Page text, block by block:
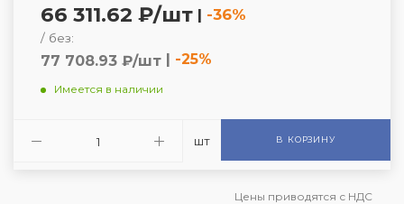
66 311.62 ₽/шт | -36%
/ без:
77 708.93 ₽/шт | -25%
Имеется в наличии
шт В КОРЗИНУ
Цены приводятся с НДС